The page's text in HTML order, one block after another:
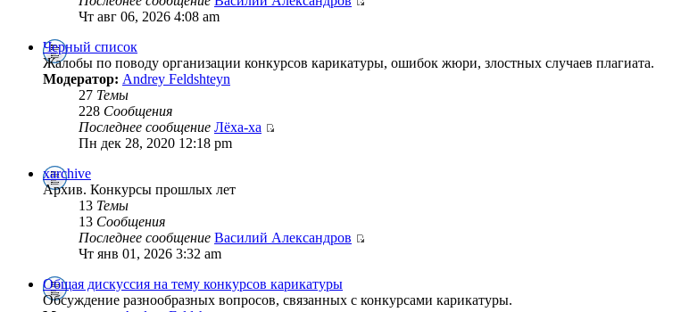
Чт авг 06, 2026 4:08 am
Черный список
Жалобы по поводу организации конкурсов карикатуры, ошибок жюри, злостных случаев плагиата.
Модератор: Andrey Feldshteyn
27 Темы
228 Сообщения
Последнее сообщение Лёха-ха
Пн дек 28, 2020 12:18 pm
xarchive
Архив. Конкурсы прошлых лет
13 Темы
13 Сообщения
Последнее сообщение Василий Александров
Чт янв 01, 2026 3:32 am
Общая дискуссия на тему конкурсов карикатуры
Обсуждение разнообразных вопросов, связанных с конкурсами карикатуры.